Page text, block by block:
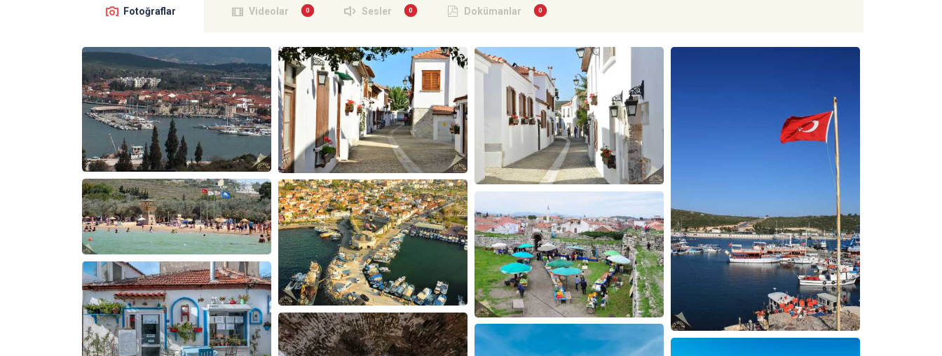
Fotoğraflar Videolar Sesler Dokümanlar